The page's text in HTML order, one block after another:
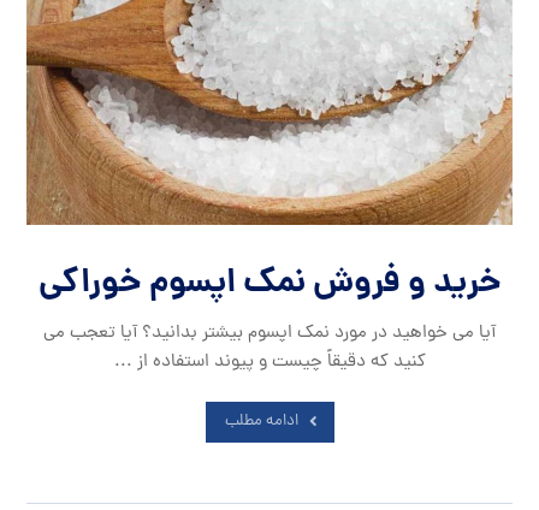
خرید و فروش نمک اپسوم خوراکی
آیا می خواهید در مورد نمک اپسوم بیشتر بدانید؟ آیا تعجب می
کنید که دقیقاً چیست و پیوند استفاده از ...
ادامه مطلب